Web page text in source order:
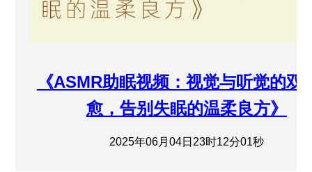
《ASMR助眠视频：视觉与听觉的双
愈，告别失眠的温柔良方》
2025年06月04日23时12分01秒